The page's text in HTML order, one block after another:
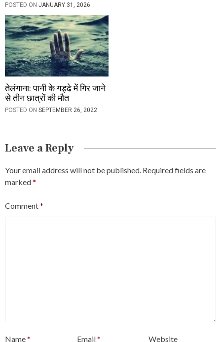
POSTED ON JANUARY 31, 2026
तेलंगाना: पानी के गड्ढे में गिर जाने
से तीन छात्रों की मौत
POSTED ON SEPTEMBER 26, 2022
Leave a Reply
Your email address will not be published. Required fields are
marked*
Comment*
Name* Email* Website